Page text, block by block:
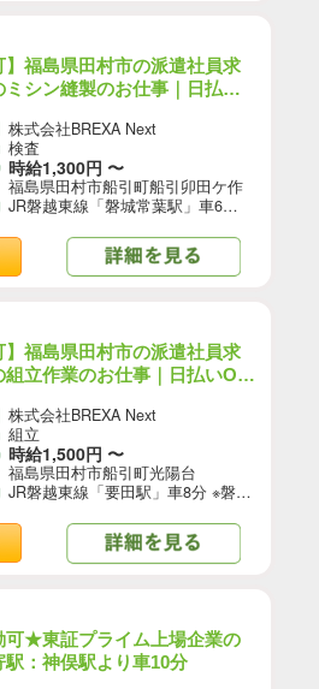
】福島県田村市の派遣社員求
シン縫製のお仕事｜日払いO
13323-01
株式会社BREXA Next
検査
時給1,300円 〜
福島県田村市船引町船引卯田ケ作
JR磐越東線「磐城常葉駅」車6分 ※磐越自動車道船引三春ICから車で10分 ★工場敷地内に無料駐車場あり
】福島県田村市の派遣社員求
組立作業のお仕事｜日払いOK
01
株式会社BREXA Next
組立
時給1,500円 〜
福島県田村市船引町光陽台
JR磐越東線「要田駅」車8分 ※磐越自動車道船引三春ICから車で5分 ★工場敷地内に無料駐車場あり
★東証プライム上場企業の
：神俣駅より車10分